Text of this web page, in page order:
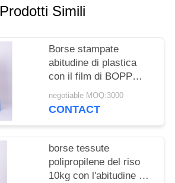
Prodotti Simili
Borse stampate
abitudine di plastica
con il film di BOPP
Perlized che stampa
materiale tessuto pp
negotiable MOQ:3000
CONTACT
borse tessute
polipropilene del riso
10kg con l'abitudine di